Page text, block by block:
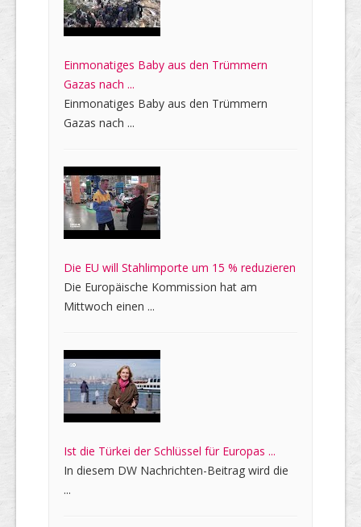
Einmonatiges Baby aus den Trümmern
Gazas nach ...
Einmonatiges Baby aus den Trümmern
Gazas nach ...
Die EU will Stahlimporte um 15 % reduzieren
Die Europäische Kommission hat am
Mittwoch einen ...
Ist die Türkei der Schlüssel für Europas ...
In diesem DW Nachrichten-Beitrag wird die
...